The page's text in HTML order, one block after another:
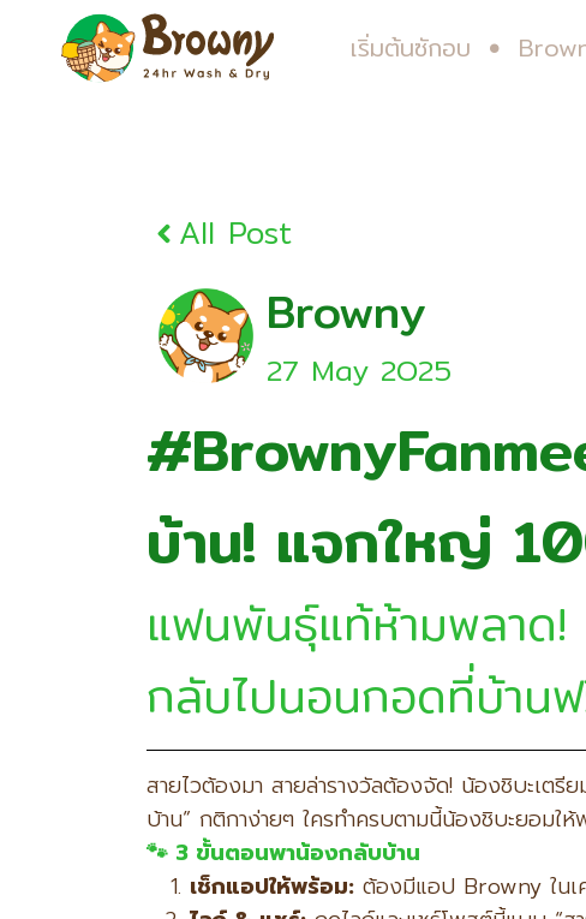
เริ่มต้นซักอบ
All Post
Browny
27 May 2O25
บ้าน! แจกใหญ่
แฟนพันธุ์แท้ห้ามพลา
กลับไปนอนกอดที่บ้าน
สายไวต้องมา สายล่ารางวัลต้องจัด! น้องชิบะเ
บ้าน” กติกาง่ายๆ ใครทำครบตามนี้น้องชิบะยอมใ
🐾 3 ขั้นตอนพาน้องกลับบ้าน
เช็กแอปให้พร้อม: ต้องมีแอป Browny ในเ